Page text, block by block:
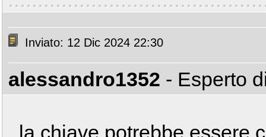
Inviato: 12 Dic 2024 22:30
alessandro1352 - Esperto
..la chiave potrebbe essere